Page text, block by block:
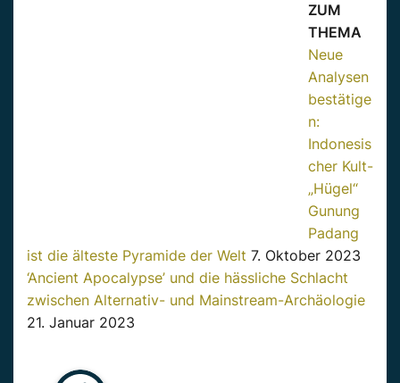
ZUM
THEMA
Neue
Analysen
bestätige
n:
Indonesis
cher Kult-
„Hügel“
Gunung
Padang
ist die älteste Pyramide der Welt 7. Oktober 2023
‘Ancient Apocalypse’ und die hässliche Schlacht
zwischen Alternativ- und Mainstream-Archäologie
21. Januar 2023